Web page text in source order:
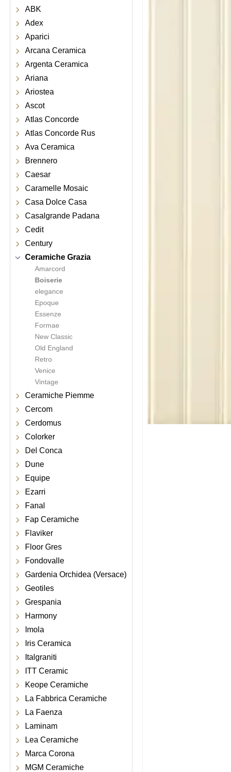
ABK
Adex
Aparici
Arcana Ceramica
Argenta Ceramica
Ariana
Ariostea
Ascot
Atlas Concorde
Atlas Concorde Rus
Ava Ceramica
Brennero
Caesar
Caramelle Mosaic
Casa Dolce Casa
Casalgrande Padana
Cedit
Century
Ceramiche Grazia
Amarcord
Boiserie
elegance
Epoque
Essenze
Formae
New Classic
Old England
Retro
Venice
Vintage
Ceramiche Piemme
Cercom
Cerdomus
Colorker
Del Conca
Dune
Equipe
Ezarri
Fanal
Fap Ceramiche
Flaviker
Floor Gres
Fondovalle
Gardenia Orchidea (Versace)
Geotiles
Grespania
Harmony
Imola
Iris Ceramica
Italgraniti
ITT Ceramic
Keope Ceramiche
La Fabbrica Ceramiche
La Faenza
Laminam
Lea Ceramiche
Marca Corona
MGM Ceramiche